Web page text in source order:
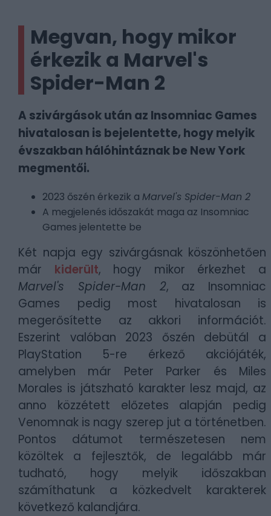
Megvan, hogy mikor
érkezik a Marvel's
Spider-Man 2
A szivárgások után az Insomniac Games
hivatalosan is bejelentette, hogy melyik
évszakban hálóhintáznak be New York
megmentői.
2023 őszén érkezik a Marvel's Spider-Man 2
A megjelenés időszakát maga az Insomniac
Games jelentette be
Két napja egy szivárgásnak köszönhetően
már kiderült, hogy mikor érkezhet a
Marvel's Spider-Man 2, az Insomniac
Games pedig most hivatalosan is
megerősítette az akkori információt.
Eszerint valóban 2023 őszén debütál a
PlayStation 5-re érkező akciójáték,
amelyben már Peter Parker és Miles
Morales is játszható karakter lesz majd, az
anno közzétett előzetes alapján pedig
Venomnak is nagy szerep jut a történetben.
Pontos dátumot természetesen nem
közöltek a fejlesztők, de legalább már
tudható, hogy melyik időszakban
számíthatunk a közkedvelt karakterek
következő kalandjára.